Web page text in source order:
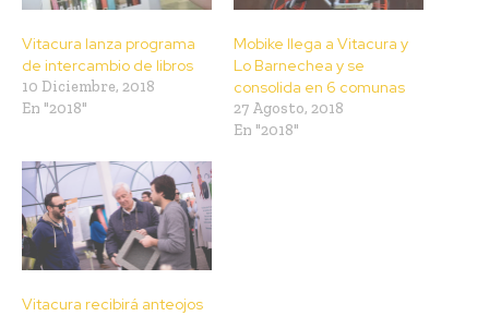
Vitacura lanza programa
de intercambio de libros
10 Diciembre, 2018
En "2018"
Mobike llega a Vitacura y
Lo Barnechea y se
consolida en 6 comunas
27 Agosto, 2018
En "2018"
Vitacura recibirá anteojos